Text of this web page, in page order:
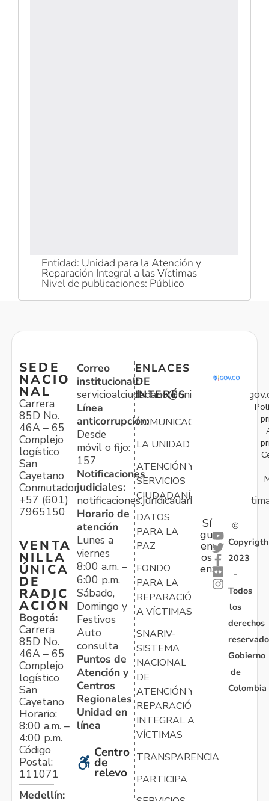
Entidad: Unidad para la Atención y
Reparación Integral a las Víctimas
Nivel de publicaciones: Público
SEDE
NACIO
NAL
Carrera
85D No.
46A – 65
Complejo
logístico
San
Cayetano
Conmutador:
+57 (601)
7965150
VENTA
NILLA
ÚNICA
DE
RADIC
ACIÓN
Bogotá:
Carrera
85D No.
46A – 65
Complejo
logístico
San
Cayetano
Horario:
8:00 a.m. –
4:00 p.m.
Código
Postal:
111071
Medellín:
Correo
institucional:
Línea
anticorrupción:
Desde
móvil o fijo:
157
Notificaciones
judiciales:
Horario de
atención
Lunes a
viernes
8:00 a.m. –
6:00 p.m.
Sábado,
Domingo y
Festivos
Auto
consulta
Puntos de
Atención y
Centros
Regionales
Unidad en
línea
Centro
de
relevo
ENLACES
DE
INTERÉS
COMUNICACIONES
LA UNIDAD
ATENCIÓN Y
SERVICIOS
CIUDADANÍA
DATOS
PARA LA
PAZ
FONDO
PARA LA
REPARACIÓN
A VÍCTIMAS
SNARIV-
SISTEMA
NACIONAL
DE
ATENCIÓN Y
REPARACIÓN
INTEGRAL A
VÍCTIMAS
TRANSPARENCIA
PARTICIPA
Sí
gu
en
os
en:
©
Copyrigth
2023
-
Todos
los
derechos
Gobierno
de
Colombia